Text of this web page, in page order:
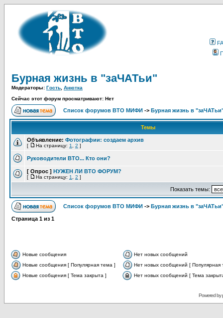
Бурная жизнь в "заЧАТьи"
Модераторы: Гость Анютка
Сейчас этот форум просматривают: Нет
Список форумов ВТО МИФИ -> Бурная жизнь в
Темы
Объявление: Фотографии: создаем архив
[ На страницу: 1 2 ]
Руководители ВТО... Кто они?
[ Опрос ] НУЖЕН ЛИ ВТО ФОРУМ?
[ На страницу: 1 2 ]
Показать темы:
Список форумов ВТО МИФИ -> Бурная жизнь в
Страница 1 из 1
Новые сообщения
Нет новых сообщений
Новые сообщения [ Популярная тема ]
Нет новых сообщений [ Популярная
Новые сообщения [ Тема закрыта ]
Нет новых сообщений [ Тема
Powered by